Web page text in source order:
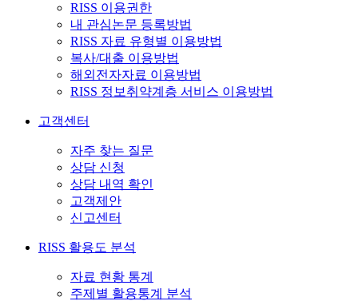
RISS 이용권한
내 관심논문 등록방법
RISS 자료 유형별 이용방법
복사/대출 이용방법
해외전자자료 이용방법
RISS 정보취약계층 서비스 이용방법
고객센터
자주 찾는 질문
상담 신청
상담 내역 확인
고객제안
신고센터
RISS 활용도 분석
자료 현황 통계
주제별 활용통계 분석